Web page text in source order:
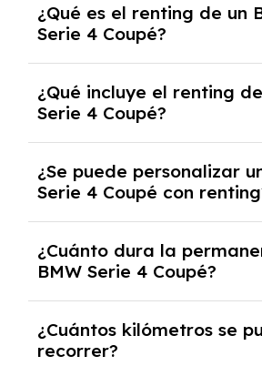
¿Qué es el renting de un
Serie 4 Coupé?
contrato de alquiler a largo
pagas una cuota mensual fija
coche durante un periodo
generalmente entre 2 y 5 años.
¿Qué incluye el renting
Serie 4 Coupé?
seguro a todo riesgo,
reparaciones, impuestos,
carretera y gestión de la
¿Se puede personalizar
Serie 4 Coupé con
opciones y equipamiento
cuando lo pactes con la
¿Cuánto dura la
BMW Serie 4 Coupé?
renting, que normalmente
años.
¿Cuántos kilómetros se
recorrer?